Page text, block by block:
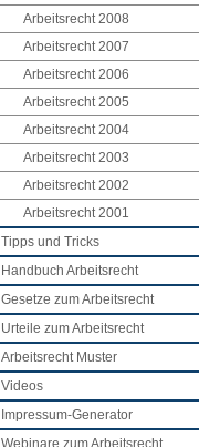
Arbeitsrecht 2008
Arbeitsrecht 2007
Arbeitsrecht 2006
Arbeitsrecht 2005
Arbeitsrecht 2004
Arbeitsrecht 2003
Arbeitsrecht 2002
Arbeitsrecht 2001
Tipps und Tricks
Handbuch Arbeitsrecht
Gesetze zum Arbeitsrecht
Urteile zum Arbeitsrecht
Arbeitsrecht Muster
Videos
Impressum-Generator
Webinare zum Arbeitsrecht